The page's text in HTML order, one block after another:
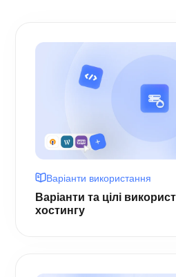
Варіанти використання
Варіанти та цілі
хостингу